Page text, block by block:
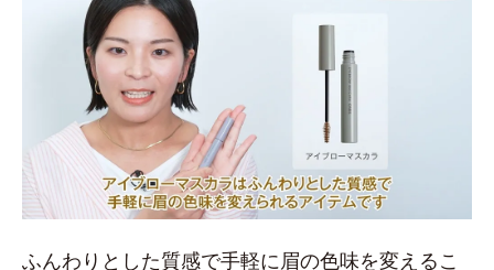
ふんわりとした質感で手軽に眉の色味を変えるこ